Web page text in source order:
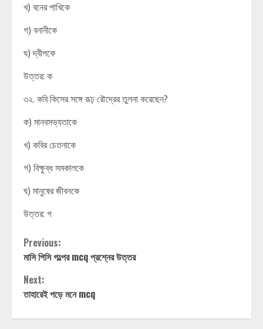
খ) বনের পাখিকে
গ) বনানীকে
ঘ) দ্বীপকে
উত্তর: ক
৩২. কবি কিসের সঙ্গে রূঢ় রৌদ্রের তুলনা করেছেন?
ক) মানবসভ্যতাকে
খ) কবির চেতনাকে
গ) বিক্ষুব্ধ সমকালকে
ঘ) মানুষের জীবনকে
উত্তর: গ
Continue
Reading
Previous:
মাসি পিসি গল্পের mcq প্রশ্নের উত্তর
Next:
তাহারেই পড়ে মনে mcq